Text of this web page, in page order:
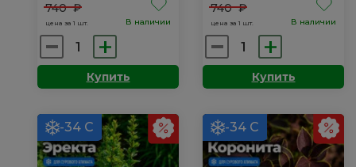
740₽
цена за 1 шт. В наличии
Количество
товара
Барбарис
Пау
Вау,
Р9
Купить
740₽
цена за 1 шт. В наличии
Количество
товара
Барбарис
Оранж
Рокет,
Р9
Купить
-34 С -34 С